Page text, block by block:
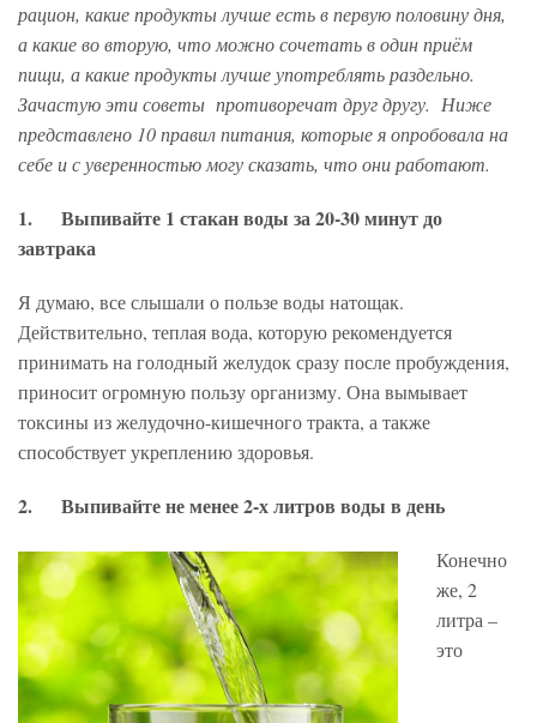
рацион, какие продукты лучше есть в первую половину дня,
а какие во вторую, что можно сочетать в один приём
пищи, а какие продукты лучше употреблять раздельно.
Зачастую эти советы противоречат друг другу. Ниже
представлено 10 правил питания, которые я опробовала на
себе и с уверенностью могу сказать, что они работают.
1. Выпивайте 1 стакан воды за 20-30 минут до
завтрака
Я думаю, все слышали о пользе воды натощак.
Действительно, теплая вода, которую рекомендуется
принимать на голодный желудок сразу после пробуждения,
приносит огромную пользу организму. Она вымывает
токсины из желудочно-кишечного тракта, а также
способствует укреплению здоровья.
2. Выпивайте не менее 2-х литров воды в день
Конечно
же, 2
литра –
это